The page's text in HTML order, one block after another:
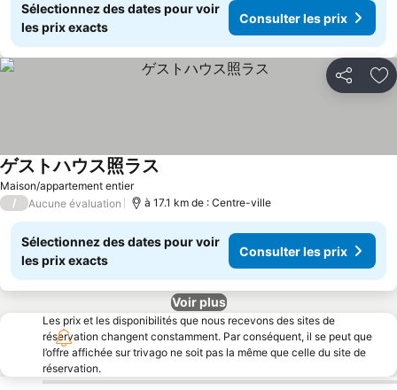
Sélectionnez des dates pour voir
les prix exacts
Consulter les prix
Partager
Maison/appartement entier
ゲストハウス照ラス
/ Aucune évaluation à 17.1 km de : Centre-ville
Sélectionnez des dates pour voir
les prix exacts
Consulter les prix
Voir plus
Les prix et les disponibilités que nous recevons des sites de
réservation changent constamment. Par conséquent, il se peut que
l’offre affichée sur trivago ne soit pas la même que celle du site de
réservation.